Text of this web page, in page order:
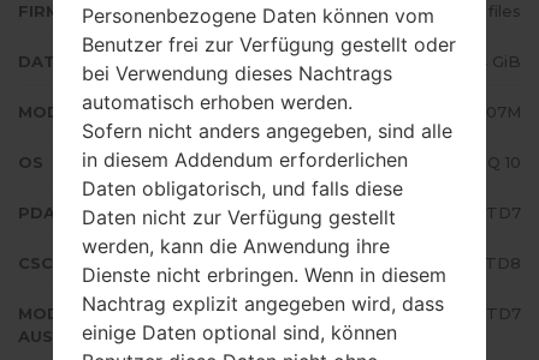
FIRMWARE TYP 4 files
DATEIGRÖSSE 3.14 GiB
MODELL Samsung SM-A207M
OS Android Q 10
PDA/AP AUSFÜHRUNG A207MUBU2BTD7
CSC AUSFÜHRUNG A207MOWM2BTD8
MODEM/CP
AUSFÜHRUNG
A207MUBU2BTD7
Personenbezogene Daten können vom
Benutzer frei zur Verfügung gestellt oder
bei Verwendung dieses Nachtrags
automatisch erhoben werden.
Sofern nicht anders angegeben, sind alle
in diesem Addendum erforderlichen
Daten obligatorisch, und falls diese
Daten nicht zur Verfügung gestellt
werden, kann die Anwendung ihre
Dienste nicht erbringen. Wenn in diesem
Nachtrag explizit angegeben wird, dass
einige Daten optional sind, können